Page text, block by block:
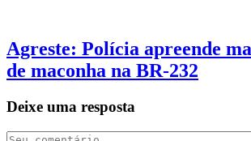
Agreste: Polícia apreende
de maconha na BR-232
Deixe uma resposta